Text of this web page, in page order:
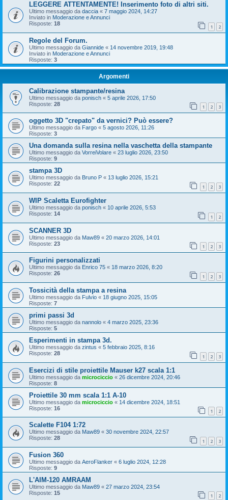
LEGGERE ATTENTAMENTE! Inserimento foto di altri siti.
Ultimo messaggio da daccia « 7 maggio 2024, 14:27
Inviato in Moderazione e Annunci
Risposte: 18 1 2
Regole del Forum.
Ultimo messaggio da Giannide « 14 novembre 2019, 19:48
Inviato in Moderazione e Annunci
Risposte: 3
Argomenti
Calibrazione stampante/resina
Ultimo messaggio da ponisch « 5 aprile 2026, 17:50
Risposte: 28 1 2 3
oggetto 3D "crepato" da vernici? Può essere?
Ultimo messaggio da Fargo « 5 agosto 2026, 11:26
Risposte: 3
Una domanda sulla resina nella vaschetta della stampante
Ultimo messaggio da VorreiVolare « 23 luglio 2026, 23:50
Risposte: 9
stampa 3D
Ultimo messaggio da Bruno P « 13 luglio 2026, 15:21
Risposte: 22 1 2 3
WIP Scaletta Eurofighter
Ultimo messaggio da ponisch « 10 aprile 2026, 5:53
Risposte: 14 1 2
SCANNER 3D
Ultimo messaggio da Maw89 « 20 marzo 2026, 14:01
Risposte: 23 1 2 3
Figurini personalizzati
Ultimo messaggio da Enrico 75 « 18 marzo 2026, 8:20
Risposte: 26 1 2 3
Tossicità della stampa a resina
Ultimo messaggio da Fulvio « 18 giugno 2025, 15:05
Risposte: 7
primi passi 3d
Ultimo messaggio da nannolo « 4 marzo 2025, 23:36
Risposte: 5
Esperimenti in stampa 3d.
Ultimo messaggio da zintus « 5 febbraio 2025, 8:16
Risposte: 28 1 2 3
Esercizi di stile proiettile Mauser k27 scala 1:1
Ultimo messaggio da microciccio « 26 dicembre 2024, 20:46
Risposte: 8
Proiettile 30 mm scala 1:1 A-10
Ultimo messaggio da microciccio « 14 dicembre 2024, 18:51
Risposte: 16 1 2
Scalette F104 1:72
Ultimo messaggio da Maw89 « 30 novembre 2024, 22:57
Risposte: 28 1 2 3
Fusion 360
Ultimo messaggio da AeroFlanker « 6 luglio 2024, 12:28
Risposte: 9
L'AIM-120 AMRAAM
Ultimo messaggio da Maw89 « 27 marzo 2024, 23:54
Risposte: 15 1 2